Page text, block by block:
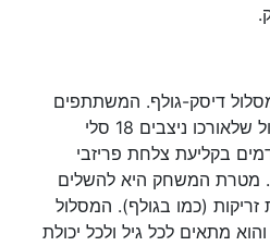
דיסק-גולף. המשתתפים
במשחק מתקדמים במסלול שלאורכו ניצבים 18 סלי
בקליעת צלחת פריזבי
מטרת המשחק היא להשלים
(כמו בגולף). המסלול
מתאים לכל גיל ולכל יכולת